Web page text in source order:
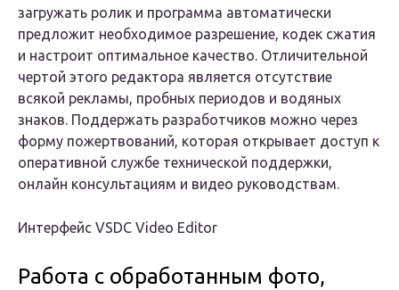
загружать ролик и программа автоматически
предложит необходимое разрешение, кодек сжатия
и настроит оптимальное качество. Отличительной
чертой этого редактора является отсутствие
всякой рекламы, пробных периодов и водяных
знаков. Поддержать разработчиков можно через
форму пожертвований, которая открывает доступ к
оперативной службе технической поддержки,
онлайн консультациям и видео руководствам.
Интерфейс VSDC Video Editor
Работа с обработанным фото,